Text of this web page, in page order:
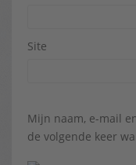
Site
Mijn naam, e-mail
de volgende keer